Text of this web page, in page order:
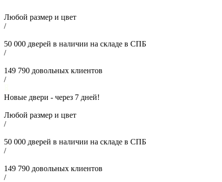
Любой размер и цвет
/
50 000 дверей в наличии на складе в СПБ
/
149 790 довольных клиентов
/
Новые двери - через 7 дней!
Любой размер и цвет
/
50 000 дверей в наличии на складе в СПБ
/
149 790 довольных клиентов
/